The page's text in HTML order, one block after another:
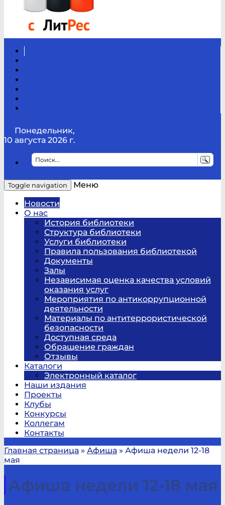
Понедельник,
10 августа 2026 г.
Toggle navigation
Меню
Новости
О нас
История библиотеки
Структура библиотеки
Услуги библиотеки
Правила пользования библиотекой
Документы
Залы
Независимая оценка качества условий
оказания услуг
Мероприятия по антикоррупционной
деятельности
Материалы по антитеррористической
безопасности
Доступная среда
Обращение граждан
Отзывы
Каталоги
Электронный каталог
Наши издания
Проекты
Клубы
Конкурсы
Коллегам
Контакты
Главная страница » Афиша » Афиша недели 12-18
мая
Афиша недели 12-18 мая